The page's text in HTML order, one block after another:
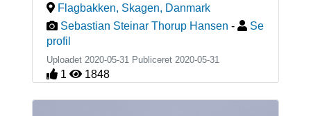
Flagbakken, Skagen, Danmark
Sebastian Steinar Thorup Hansen -
Se
profil
Uploadet 2020-05-31 Publiceret 2020-05-31
1 1848